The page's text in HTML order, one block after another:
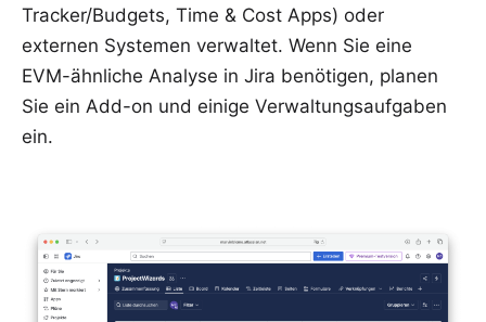
Tracker/Budgets, Time & Cost Apps) oder
externen Systemen verwaltet. Wenn Sie eine
EVM-ähnliche Analyse in Jira benötigen, planen
Sie ein Add-on und einige Verwaltungsaufgaben
ein.